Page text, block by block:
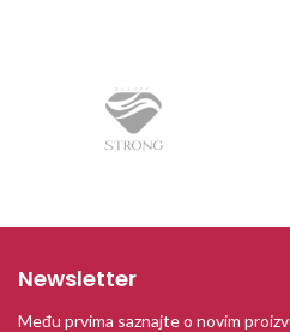
Newsletter
Među prvima saznajte o novim